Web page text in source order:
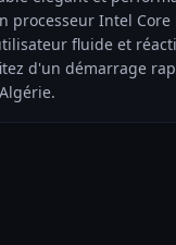
processeur Intel Core
fluide et
d'un démarrage